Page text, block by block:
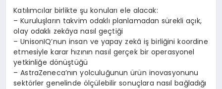
Katılımcılar birlikteşu konularıele alacak:
– Kuruluşların takvim odaklı planlamadan sürekli açık,
olay odaklı zekâya nasıl geçtiği
– UnisonIQ’nun insan ve yapay zekâ işbirliğini koordine
etmesiyle karar hızının nasıl gerçek bir operasyonel
yetkinliğe dönüştüğü
– AstraZeneca’nın yolculuğununürün inovasyonunu
sektörler genelinde ölçülebilir sonuçlara nasıl bağladığı